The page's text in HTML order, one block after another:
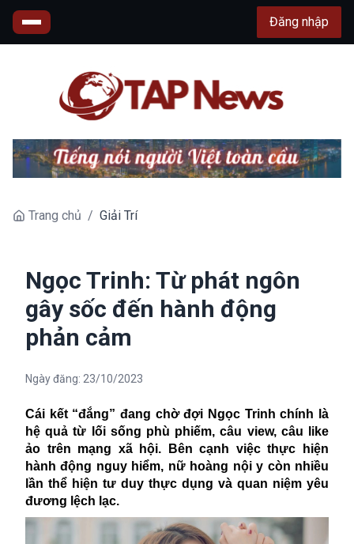
Đăng nhập
Trang chủ / Giải Trí
Ngọc Trinh: Từ phát ngôn
gây sốc đến hành động
phản cảm
Ngày đăng: 23/10/2023
Cái kết “đắng” đang chờ đợi Ngọc Trinh chính là
hệ quả từ lối sống phù phiếm, câu view, câu like
ảo trên mạng xã hội. Bên cạnh việc thực hiện
hành động nguy hiểm, nữ hoàng nội y còn nhiều
lần thể hiện tư duy thực dụng và quan niệm yêu
đương lệch lạc.